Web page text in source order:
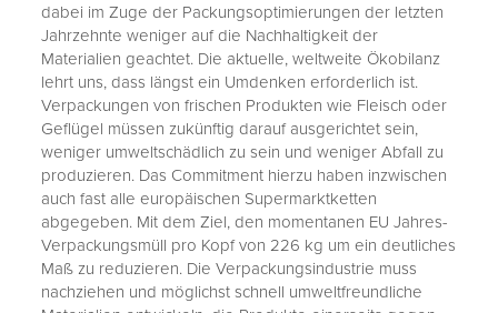
dabei im Zuge der Packungsoptimierungen der letzten
Jahrzehnte weniger auf die Nachhaltigkeit der
Materialien geachtet. Die aktuelle, weltweite Ökobilanz
lehrt uns, dass längst ein Umdenken erforderlich ist.
Verpackungen von frischen Produkten wie Fleisch oder
Geflügel müssen zukünftig darauf ausgerichtet sein,
weniger umweltschädlich zu sein und weniger Abfall zu
produzieren. Das Commitment hierzu haben inzwischen
auch fast alle europäischen Supermarktketten
abgegeben. Mit dem Ziel, den momentanen EU Jahres-
Verpackungsmüll pro Kopf von 226 kg um ein deutliches
Maß zu reduzieren. Die Verpackungsindustrie muss
nachziehen und möglichst schnell umweltfreundliche